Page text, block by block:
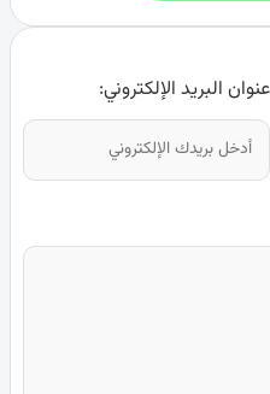
عنوان البريد الإلكتروني: